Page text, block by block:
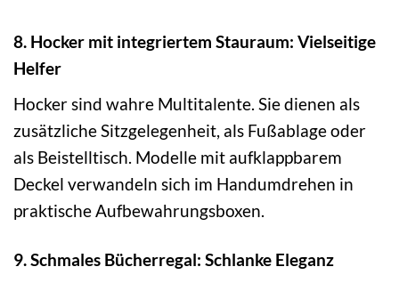
8. Hocker mit integriertem Stauraum: Vielseitige
Helfer
Hocker sind wahre Multitalente. Sie dienen als
zusätzliche Sitzgelegenheit, als Fußablage oder
als Beistelltisch. Modelle mit aufklappbarem
Deckel verwandeln sich im Handumdrehen in
praktische Aufbewahrungsboxen.
9. Schmales Bücherregal: Schlanke Eleganz